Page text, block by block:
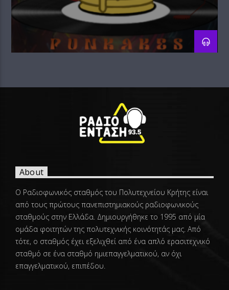
About
Ο Ραδιοφωνικός σταθμός του Πολυτεχνείου Κρήτης είναι
από τους πρώτους πανεπιστημιακούς ραδιοφωνικούς
σταθμούς στην Ελλάδα. Δημιουργήθηκε το 1995 από μία
ομάδα φοιτητών της πολυτεχνικής κοινότητάς μας. Από
τότε, ο σταθμός έχει εξελιχθεί από ένα απλό ερασιτεχνικό
σταθμό σε ένα σταθμό ημιεπαγγελματικού, αν όχι
επαγγελματικού, επιπέδου.